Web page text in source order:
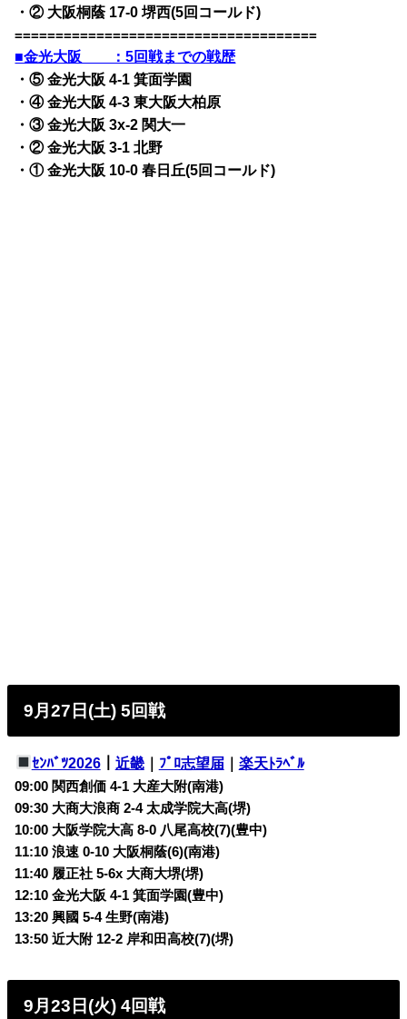
・② 大阪桐蔭 17-0 堺西(5回コールド)
=====================================
■金光大阪 ：5回戦までの戦歴
・⑤ 金光大阪 4-1 箕面学園
・④ 金光大阪 4-3 東大阪大柏原
・③ 金光大阪 3x-2 関大一
・② 金光大阪 3-1 北野
・① 金光大阪 10-0 春日丘(5回コールド)
9月27日(土) 5回戦
ｾﾝﾊﾞﾂ2026｜ 近畿｜ ﾌﾟﾛ志望届｜ 楽天ﾄﾗﾍﾞﾙ
09:00 関西創価 4-1 大産大附(南港)
09:30 大商大浪商 2-4 太成学院大高(堺)
10:00 大阪学院大高 8-0 八尾高校(7)(豊中)
11:10 浪速 0-10 大阪桐蔭(6)(南港)
11:40 履正社 5-6x 大商大堺(堺)
12:10 金光大阪 4-1 箕面学園(豊中)
13:20 興國 5-4 生野(南港)
13:50 近大附 12-2 岸和田高校(7)(堺)
9月23日(火) 4回戦